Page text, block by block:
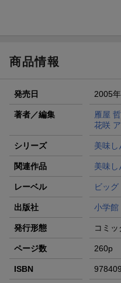
条件達成で楽天限定・宝
商品情報
発売日 2005
著者／編集 雁屋 哲
花咲
シリーズ 美味し
関連作品 美味し
レーベル ビッグ
出版社 小学館
発行形態 コミッ
ページ数 260p
ISBN